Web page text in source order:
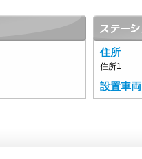
住所
住所1
設置車両